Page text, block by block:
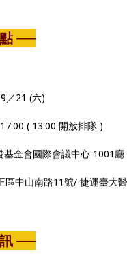
──
／21 (六)
( 13:00 開放排隊 )
金會國際會議中心 1001廳
區中山南路11號/ 捷運臺大
──